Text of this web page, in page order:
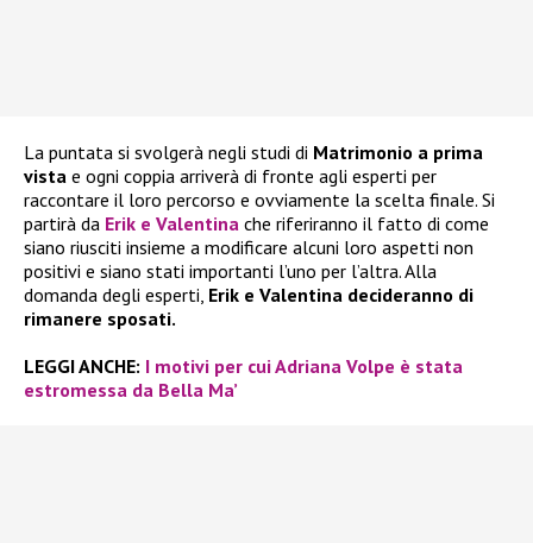
La puntata si svolgerà negli studi di Matrimonio a prima
vista e ogni coppia arriverà di fronte agli esperti per
raccontare il loro percorso e ovviamente la scelta finale. Si
partirà da Erik e Valentina che riferiranno il fatto di come
siano riusciti insieme a modificare alcuni loro aspetti non
positivi e siano stati importanti l’uno per l’altra. Alla
domanda degli esperti, Erik e Valentina decideranno di
rimanere sposati.
LEGGI ANCHE: I motivi per cui Adriana Volpe è stata
estromessa da Bella Ma’